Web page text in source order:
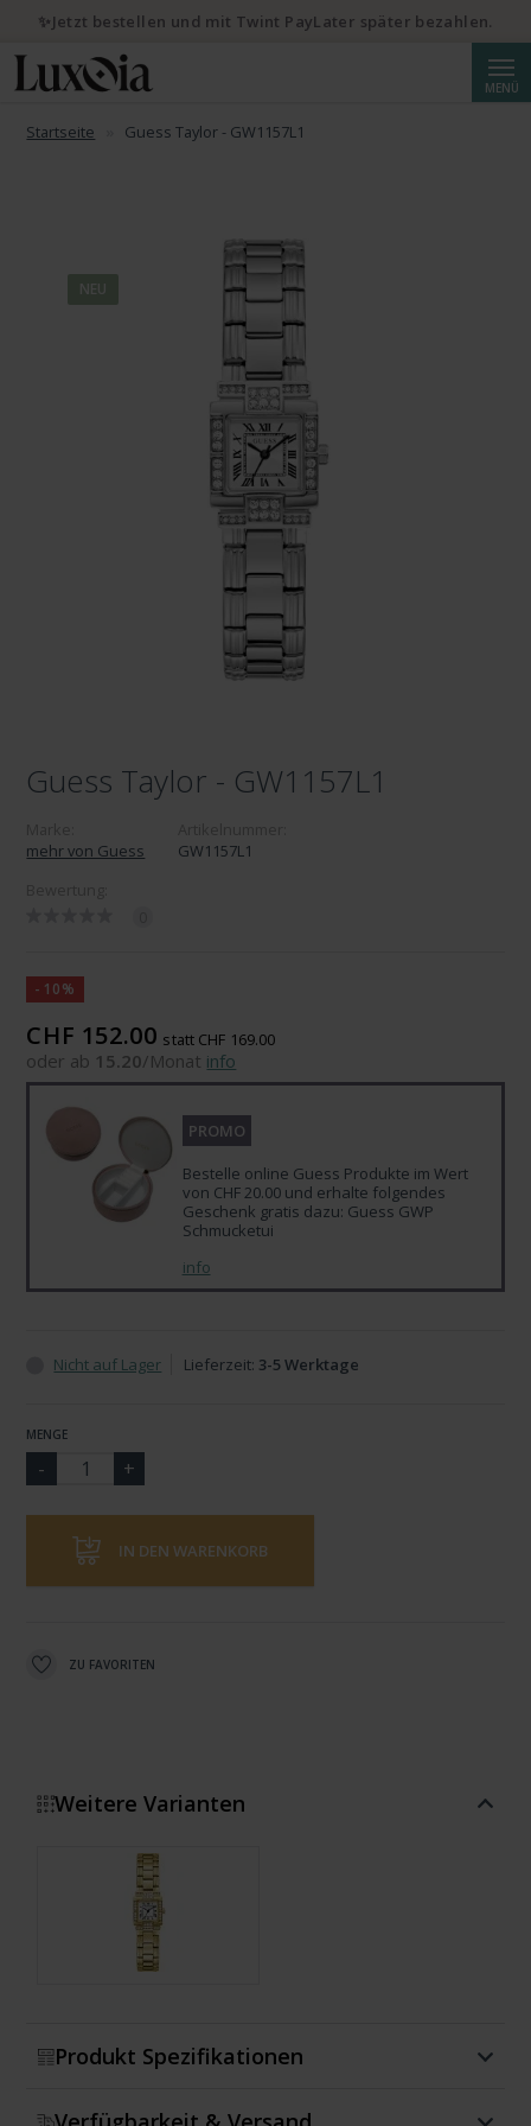
MENÜ
Startseite Guess Taylor - GW1157L1
NEU
Guess Taylor - GW1157L1
mehr von Guess
GW1157L1
-10%
CHF 152.00 statt CHF 169.00
oder ab 15.20/Monat info
PROMO
Bestelle online Guess Produkte im Wert
von CHF 20.00 und erhalte folgendes
Geschenk gratis dazu: Guess GWP
Schmucketui
info
Nicht auf Lager Lieferzeit: 3-5 Werktage
MENGE
IN DEN WARENKORB
ZU FAVORITEN
Weitere Varianten
Produkt Spezifikationen
✨Jetzt bestellen und mit Twint PayLater später bezahlen.